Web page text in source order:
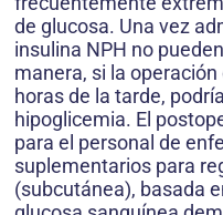
de glucosa. Una vez
insulina NPH no
manera, si la
horas de la tarde,
hipoglicemia. El
para el personal de
suplementarios para
(subcutánea), basada